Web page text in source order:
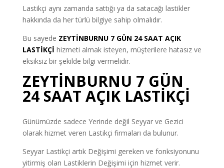
Lastikçi aynı zamanda sattığı ya da satacağı lastikler
hakkında da her türlü bilgiye sahip olmalıdır.
Bu sayede ZEYTİNBURNU 7 GÜN 24 SAAT AÇIK
LASTİKÇİ hizmeti almak isteyen, müşterilere hatasız ve
eksiksiz bir şekilde bilgi vermelidir.
ZEYTİNBURNU 7 GÜN
24 SAAT AÇIK LASTİKÇİ
Günümüzde sadece Yerinde değil Seyyar ve Gezici
olarak hizmet veren Lastikçi firmaları da bulunur.
Seyyar Lastikçi artık Değişimi gereken ve fonksiyonunu
yitirmiş olan Lastiklerin Değişimi için hizmet verir.